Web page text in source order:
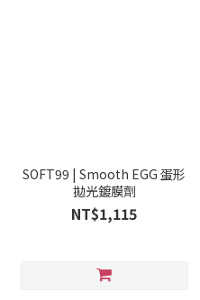
SOFT99 | Smooth EGG 蛋形
拋光鍍膜劑
NT$1,115